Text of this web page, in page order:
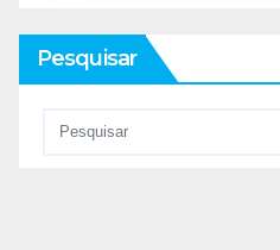
Pesquisar